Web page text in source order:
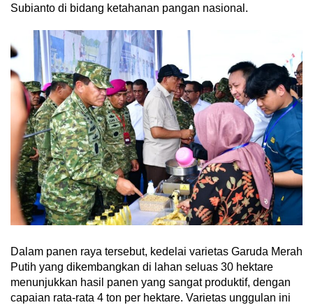
Subianto di bidang ketahanan pangan nasional.
Dalam panen raya tersebut, kedelai varietas Garuda Merah
Putih yang dikembangkan di lahan seluas 30 hektare
menunjukkan hasil panen yang sangat produktif, dengan
capaian rata-rata 4 ton per hektare. Varietas unggulan ini